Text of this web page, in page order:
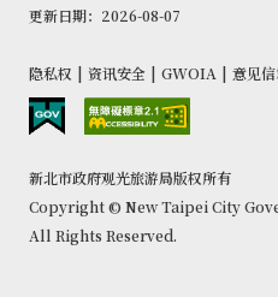
更新日期：2026-08-07
隐私权 | 资讯安全 | GWOIA | 意见
新北市政府观光旅游局版权所有
Copyright © New Taipei City
All Rights Reserved.